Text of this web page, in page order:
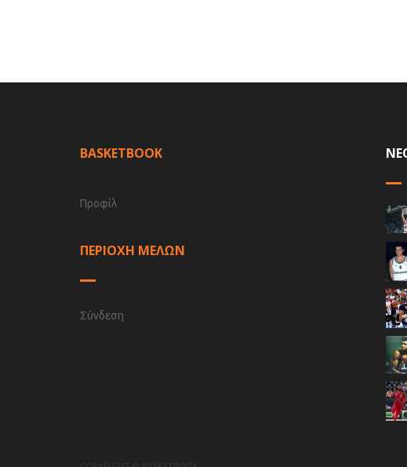
BASKETBOOK
Προφίλ
ΠΕΡΙΟΧΗ ΜΕΛΩΝ
Σύνδεση